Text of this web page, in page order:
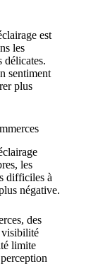
est
les
délicates.
sentiment
plus
les
difficiles à
négative.
des
visibilité
limite